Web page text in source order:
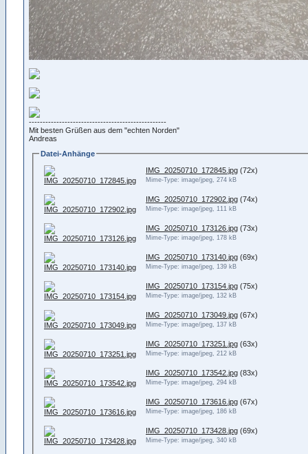
--------------------------------------------------
Mit besten Grüßen aus dem "echten Norden"
Andreas
Datei-Anhänge
IMG_20250710_172845.jpg (72x)
Mime-Type: image/jpeg, 274 kB
IMG_20250710_172902.jpg (74x)
Mime-Type: image/jpeg, 111 kB
IMG_20250710_173126.jpg (73x)
Mime-Type: image/jpeg, 178 kB
IMG_20250710_173140.jpg (69x)
Mime-Type: image/jpeg, 139 kB
IMG_20250710_173154.jpg (75x)
Mime-Type: image/jpeg, 132 kB
IMG_20250710_173049.jpg (67x)
Mime-Type: image/jpeg, 137 kB
IMG_20250710_173251.jpg (63x)
Mime-Type: image/jpeg, 212 kB
IMG_20250710_173542.jpg (83x)
Mime-Type: image/jpeg, 294 kB
IMG_20250710_173616.jpg (67x)
Mime-Type: image/jpeg, 186 kB
IMG_20250710_173428.jpg (69x)
Mime-Type: image/jpeg, 340 kB